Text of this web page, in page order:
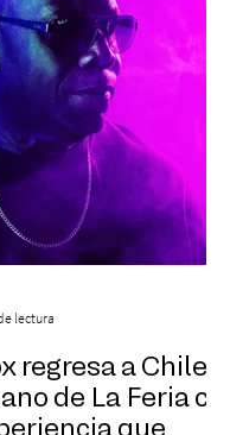
acompañar. Con este
Corporación realizará la 17ª
la Vida, e
regresa a Chile
de La Feria con
lectura